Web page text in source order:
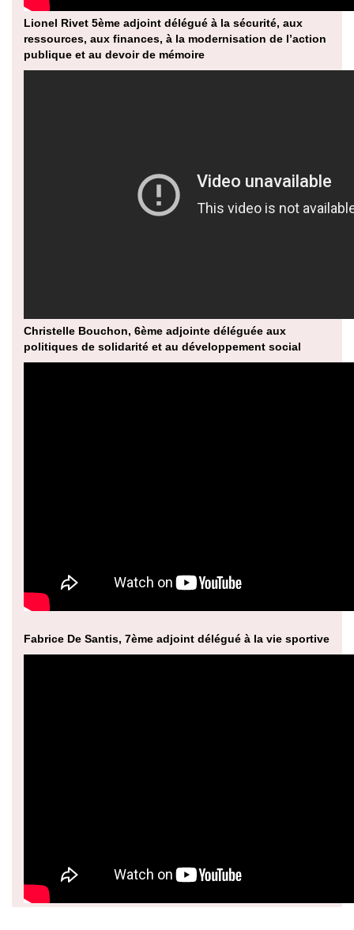
Lionel Rivet 5ème adjoint délégué à la sécurité, aux
ressources, aux finances, à la modernisation de l’action
publique et au devoir de mémoire
Christelle Bouchon, 6ème adjointe déléguée aux
politiques de solidarité et au développement social
Fabrice De Santis, 7ème adjoint délégué à la vie sportive